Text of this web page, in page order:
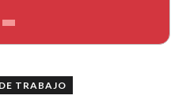
TRABAJO